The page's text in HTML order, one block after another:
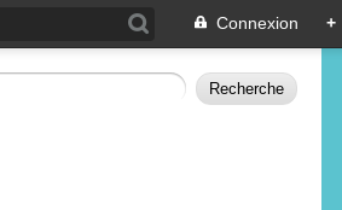
Connexion +